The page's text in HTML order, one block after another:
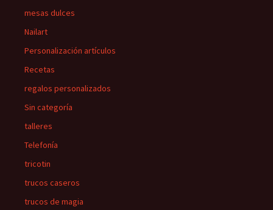
mesas dulces
Nailart
Personalización artículos
Recetas
regalos personalizados
Sin categoría
talleres
Telefonía
tricotin
trucos caseros
trucos de magia